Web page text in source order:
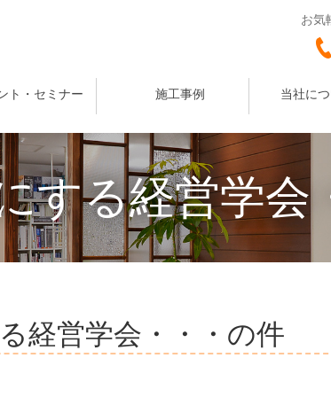
お気
ト・セミナー 施工事例 当社に
する経営学会
経営学会・・・の件